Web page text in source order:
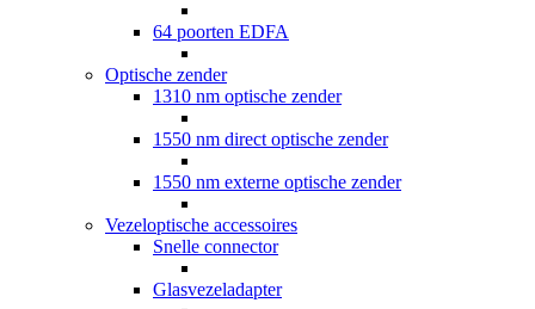
64 poorten EDFA
Optische zender
1310 nm optische zender
1550 nm direct optische zender
1550 nm externe optische zender
Vezeloptische accessoires
Snelle connector
Glasvezeladapter